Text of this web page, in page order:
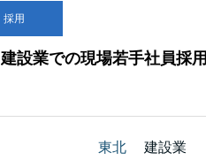
採用
建設業での現場若手社員採用
東北 建設業